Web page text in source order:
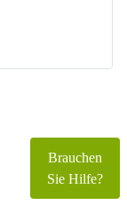
Brauchen
Sie Hilfe?